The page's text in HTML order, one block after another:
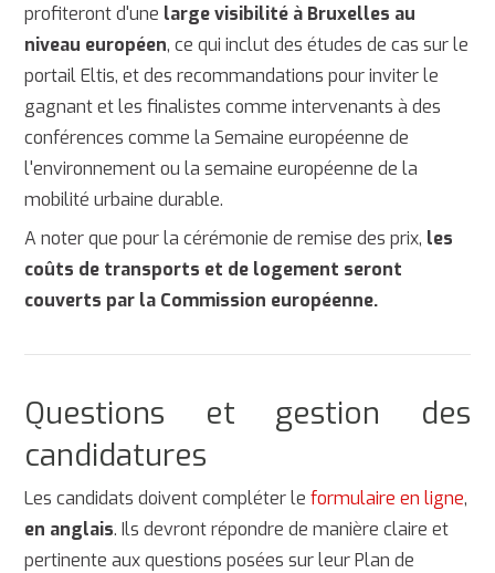
profiteront d'une large visibilité à Bruxelles au
niveau européen, ce qui inclut des études de cas sur le
portail Eltis, et des recommandations pour inviter le
gagnant et les finalistes comme intervenants à des
conférences comme la Semaine européenne de
l'environnement ou la semaine européenne de la
mobilité urbaine durable.
A noter que pour la cérémonie de remise des prix, les
coûts de transports et de logement seront
couverts par la Commission européenne.
Questions et gestion des
candidatures
Les candidats doivent compléter leformulaire en ligne,
en anglais. Ils devront répondre de manière claire et
pertinente aux questions posées sur leur Plan de